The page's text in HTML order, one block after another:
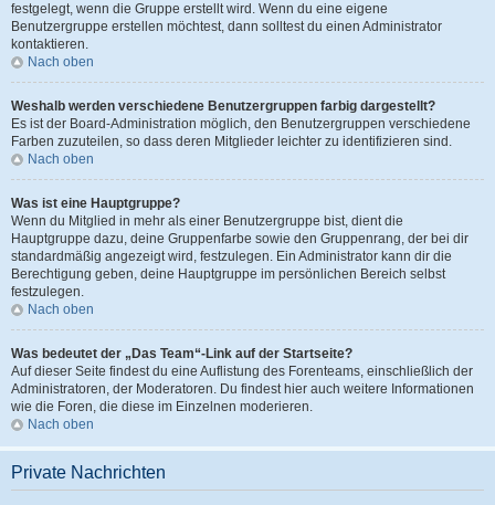
festgelegt, wenn die Gruppe erstellt wird. Wenn du eine eigene
Benutzergruppe erstellen möchtest, dann solltest du einen Administrator
kontaktieren.
Nach oben
Weshalb werden verschiedene Benutzergruppen farbig dargestellt?
Es ist der Board-Administration möglich, den Benutzergruppen verschiedene
Farben zuzuteilen, so dass deren Mitglieder leichter zu identifizieren sind.
Nach oben
Was ist eine Hauptgruppe?
Wenn du Mitglied in mehr als einer Benutzergruppe bist, dient die
Hauptgruppe dazu, deine Gruppenfarbe sowie den Gruppenrang, der bei dir
standardmäßig angezeigt wird, festzulegen. Ein Administrator kann dir die
Berechtigung geben, deine Hauptgruppe im persönlichen Bereich selbst
festzulegen.
Nach oben
Was bedeutet der „Das Team“-Link auf der Startseite?
Auf dieser Seite findest du eine Auflistung des Forenteams, einschließlich der
Administratoren, der Moderatoren. Du findest hier auch weitere Informationen
wie die Foren, die diese im Einzelnen moderieren.
Nach oben
Private Nachrichten